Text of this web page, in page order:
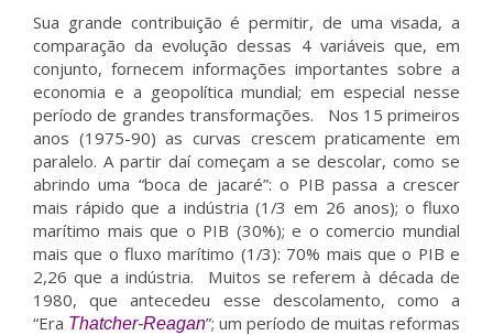
Sua grande contribuição é permitir, de uma visada, a
comparação da evolução dessas 4 variáveis que, em
conjunto, fornecem informações importantes sobre a
economia e a geopolítica mundial; em especial nesse
período de grandes transformações. Nos 15 primeiros
anos (1975-90) as curvas crescem praticamente em
paralelo. A partir daí começam a se descolar, como se
abrindo uma “boca de jacaré”: o PIB passa a crescer
mais rápido que a indústria (1/3 em 26 anos); o fluxo
marítimo mais que o PIB (30%); e o comercio mundial
mais que o fluxo marítimo (1/3): 70% mais que o PIB e
2,26 que a indústria. Muitos se referem à década de
1980, que antecedeu esse descolamento, como a
“Era Thatcher-Reagan”; um período de muitas reformas